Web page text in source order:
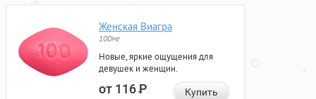
Женская Виагра
100мг
Новые, яркие ощущения для
девушек и женщин.
от 116Р Купить